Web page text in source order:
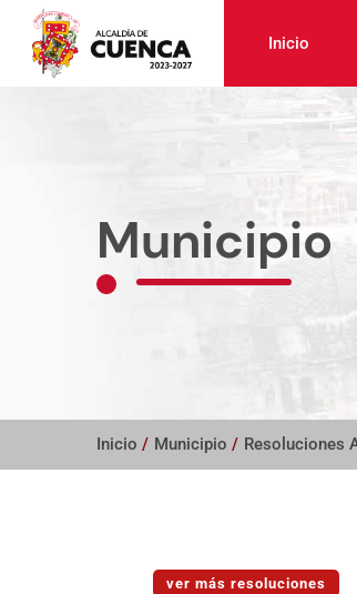
contenido
principal
Inicio
Municipio
Inicio / Municipio / Resoluciones
ver más resoluciones